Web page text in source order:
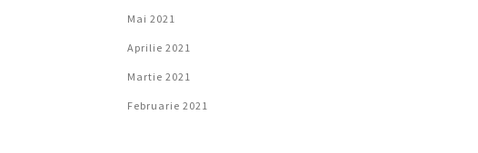
Mai 2021
Aprilie 2021
Martie 2021
Februarie 2021